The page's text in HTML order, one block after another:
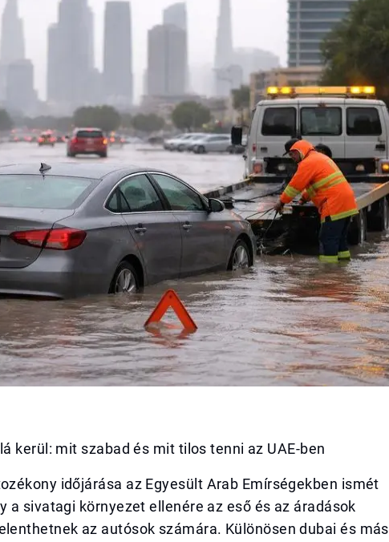
kerül: mit szabad és mit tilos tenni az UAE-ben
időjárása az Egyesült Arab Emírségekben ismét
a sivatagi környezet ellenére az eső és az áradások
az autósok számára. Különösen dubai és más